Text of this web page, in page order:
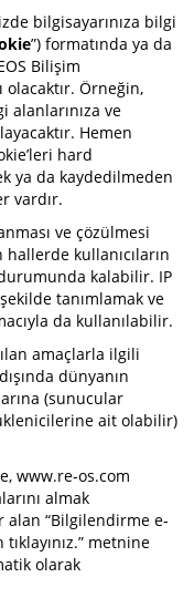
bilgisayarınıza bilgi
”) formatında ya da
Bilişim
olacaktır. Örneğin,
alanlarınıza ve
Hemen
hard
ya da kaydedilmeden
vardır.
ve çözülmesi
kullanıcıların
kalabilir. IP
tanımlamak ve
da kullanılabilir.
amaçlarla ilgili
dünyanın
(sunucular
ait olabilir)
www.re-os.com
almak
alan “Bilgilendirme e-
metnine
olarak